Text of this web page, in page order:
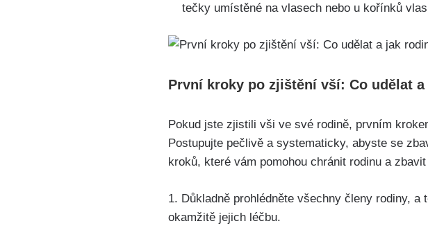
tečky umístěné na vlasech ⁤nebo u kořínků
První kroky po zjištění vší: Co udělat
Pokud jste zjistili vši ve své rodině, prvním
Postupujte ‍pečlivě a systematicky,⁤ abyste se
kroků,⁣ které vám⁣ pomohou chránit rodinu‍ a
1. Důkladně prohlédněte všechny členy rodiny,
okamžitě jejich léčbu.